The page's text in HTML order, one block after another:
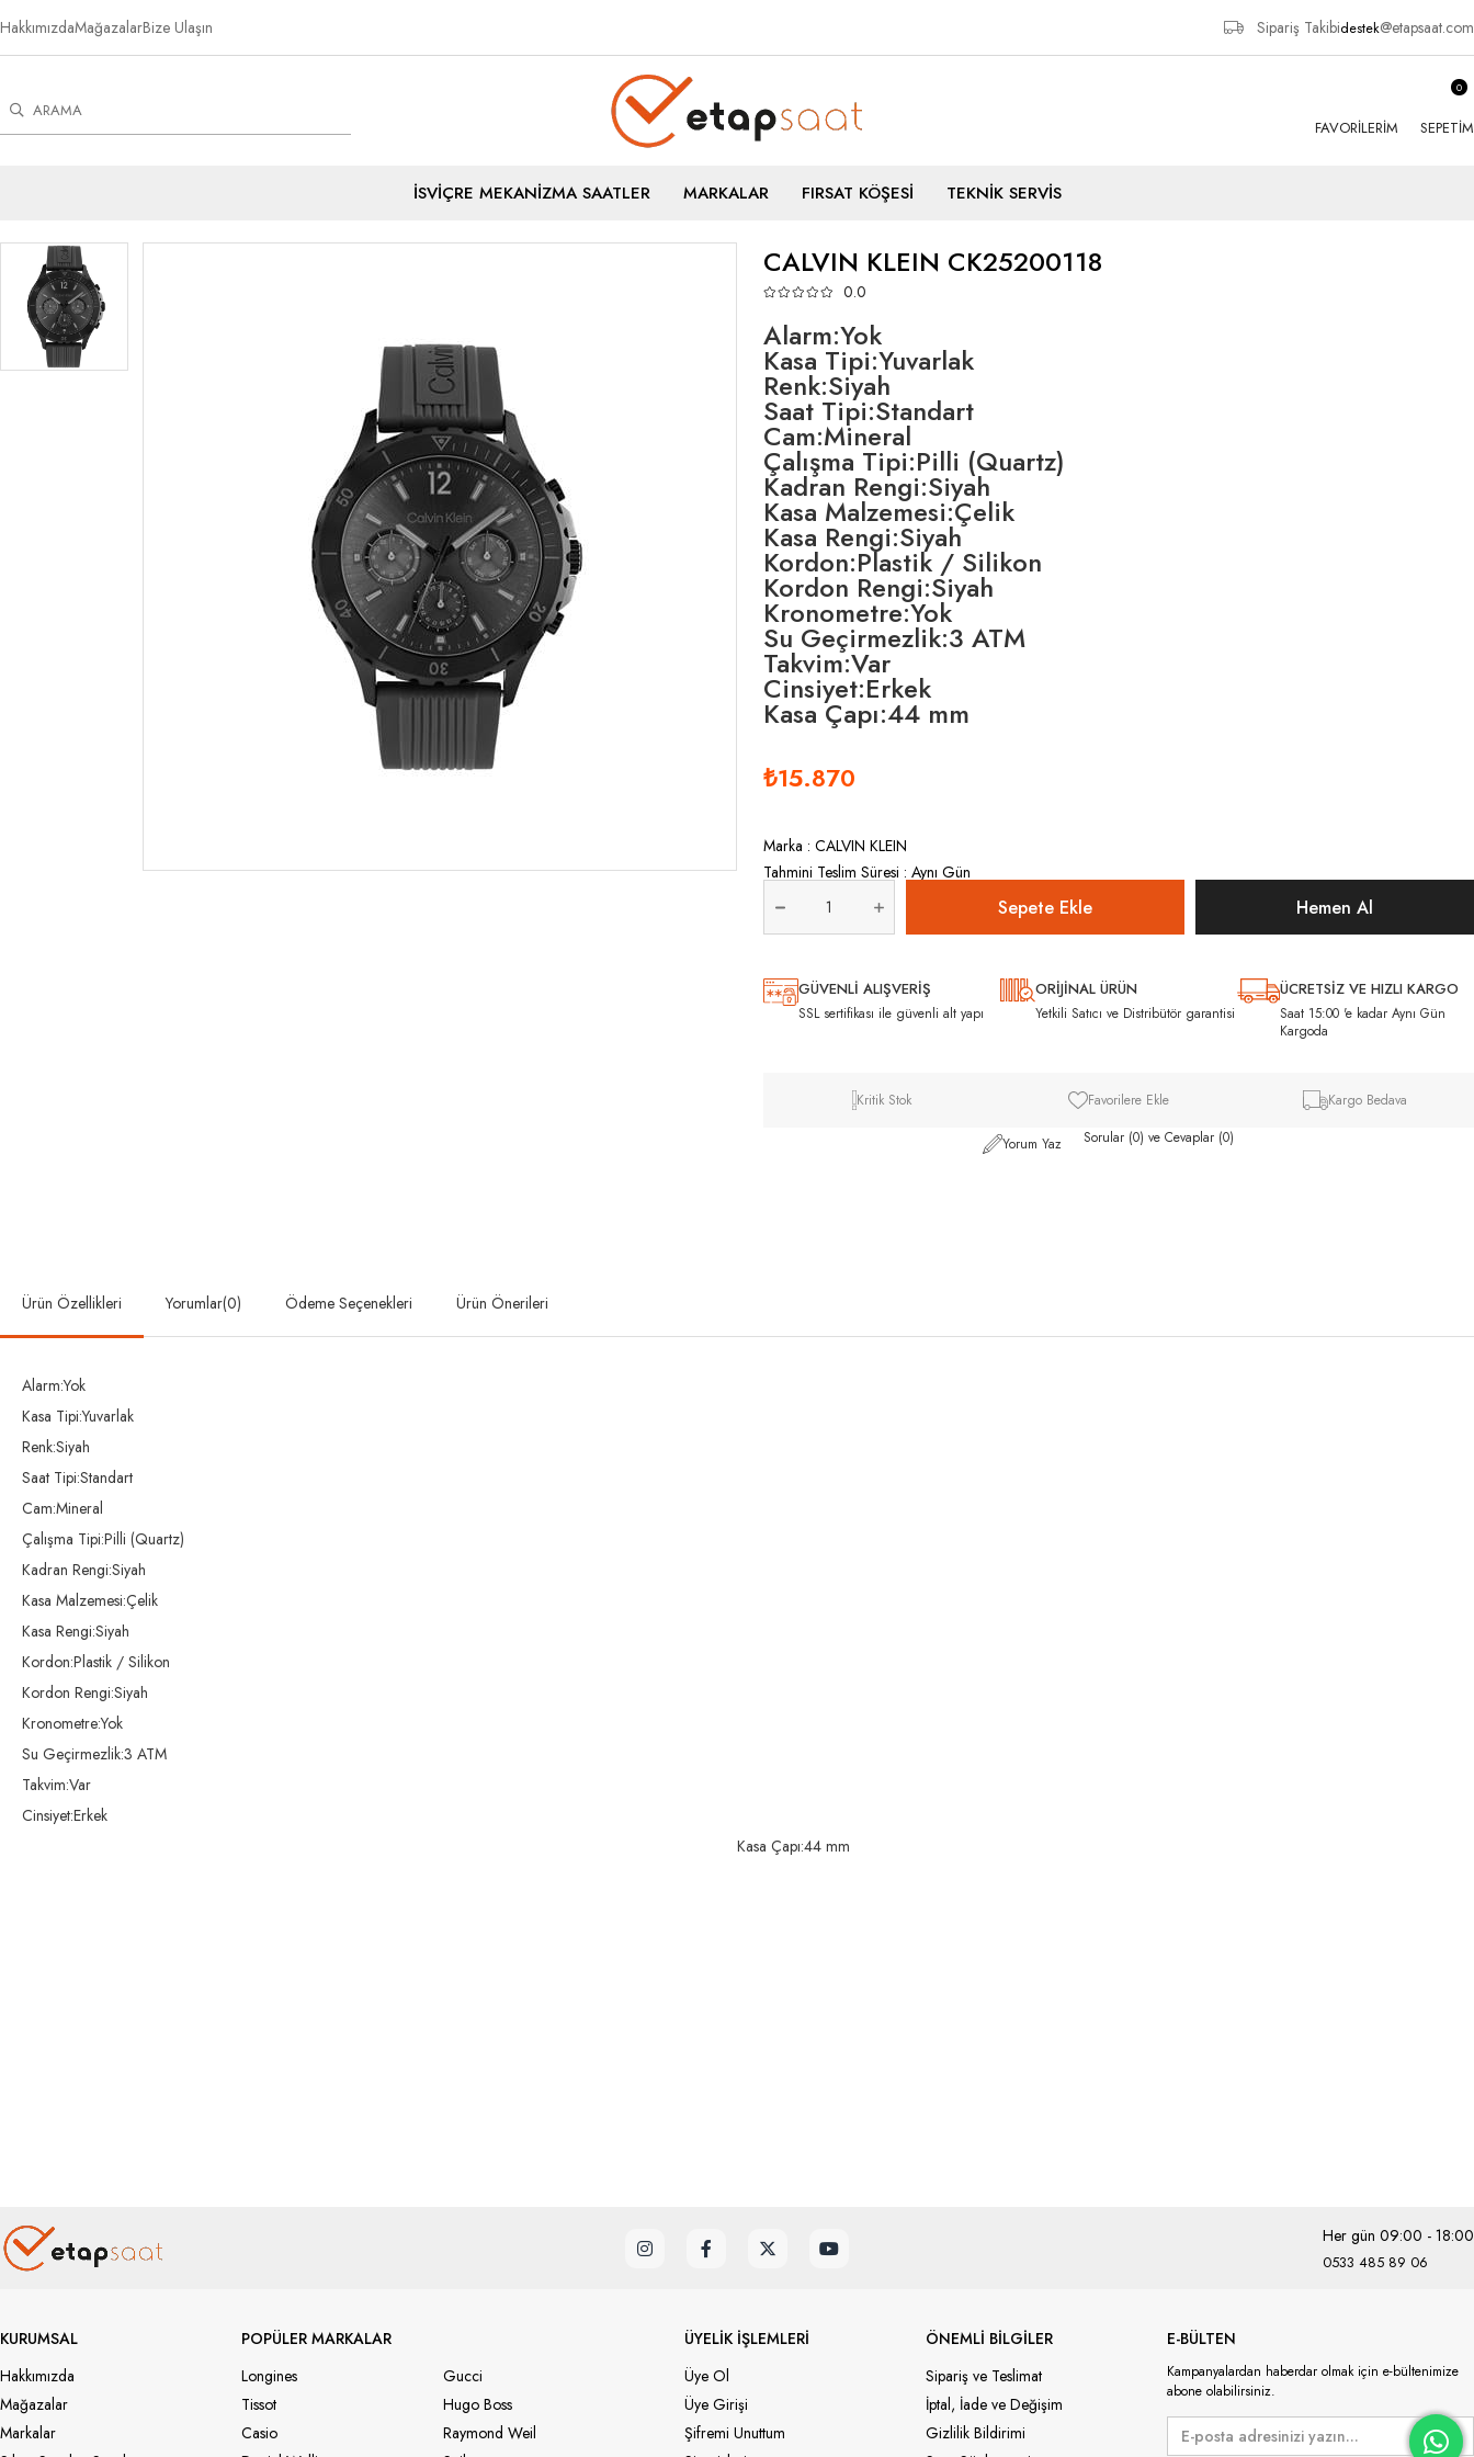
HakkımızdaMağazalarBize Ulaşın Sipariş Takibidestek@etapsaat.com
SEPETIM
0
FAVORILERIM
İSVİÇRE MEKANİZMA SAATLER MARKALAR FIRSAT KÖŞESİ TEKNİK SERVİS
CALVIN KLEIN CK25200118
0.0
Alarm:Yok
Kasa Tipi:Yuvarlak
Renk:Siyah
Saat Tipi:Standart
Cam:Mineral
Çalışma Tipi:Pilli (Quartz)
Kadran Rengi:Siyah
Kasa Malzemesi:Çelik
Kasa Rengi:Siyah
Kordon:Plastik / Silikon
Kordon Rengi:Siyah
Kronometre:Yok
Su Geçirmezlik:3 ATM
Takvim:Var
Cinsiyet:Erkek
Kasa Çapı:44 mm
₺15.870
Marka : CALVIN KLEIN
Tahmini Teslim Süresi : Aynı Gün
GÜVENLİ ALIŞVERİŞ
SSL sertifikası ile güvenli alt yapı
ORİJİNAL ÜRÜN
Yetkili Satıcı ve Distribütör garantisi
ÜCRETSİZ VE HIZLI KARGO
Saat 15:00 'e kadar Aynı Gün
Kargoda
Kritik Stok Favorilere Ekle Kargo Bedava
Yorum Yaz Sorular (0) ve Cevaplar (0)
Ürün Özellikleri Yorumlar(0) Ödeme Seçenekleri Ürün Önerileri
Alarm:Yok
Kasa Tipi:Yuvarlak
Renk:Siyah
Saat Tipi:Standart
Cam:Mineral
Çalışma Tipi:Pilli (Quartz)
Kadran Rengi:Siyah
Kasa Malzemesi:Çelik
Kasa Rengi:Siyah
Kordon:Plastik / Silikon
Kordon Rengi:Siyah
Kronometre:Yok
Su Geçirmezlik:3 ATM
Takvim:Var
Cinsiyet:Erkek
Kasa Çapı:44 mm
Her gün 09:00 - 18:00
0533 485 89 06
KURUMSAL
Hakkımızda
Mağazalar
Markalar
POPÜLER MARKALAR
Longines
Tissot
Casio
Gucci
Hugo Boss
Raymond Weil
ÜYELİK İŞLEMLERİ
Üye Ol
Üye Girişi
Şifremi Unuttum
ÖNEMLİ BİLGİLER
Sipariş ve Teslimat
İptal, İade ve Değişim
Gizlilik Bildirimi
E-BÜLTEN
Kampanyalardan haberdar olmak için e-bültenimize
abone olabilirsiniz.